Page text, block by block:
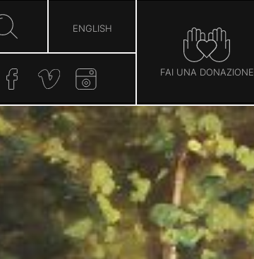
FAI UNA DONAZIONE
ENGLISH